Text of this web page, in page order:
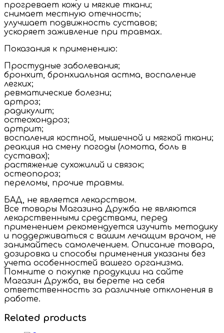
прогревает кожу и мягкие ткани;
снимает местную отечность;
улучшает подвижность суставов;
ускоряет заживление при травмах.
Показания к применению:
Простудные заболевания;
бронхит, бронхиальная астма, воспаление
легких;
ревматические болезни;
артроз;
радикулит;
остеохондроз;
артрит;
воспаления костной, мышечной и мягкой ткани;
реакция на смену погоды (ломота, боль в
суставах);
растяжение сухожилий и связок;
остеопороз;
переломы, прочие травмы.
БАД, не является лекарством.
Все товары Магазина Дружба не являются
лекарственными средствами, перед
применением рекомендуется изучить методику
и поддерживаться с вашим лечащим врачом, не
занимайтесь самолечением. Описание товара,
дозировка и способы применения указаны без
учета особенностей вашего организма.
Помните о покупке продукции на сайте
Магазин Дружба, вы берете на себя
ответственность за различные отклонения в
работе.
Related products